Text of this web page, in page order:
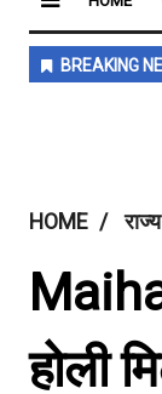
HOME राज्य
होली